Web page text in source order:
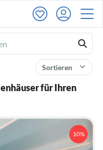
Sortieren
für Ihren
10%